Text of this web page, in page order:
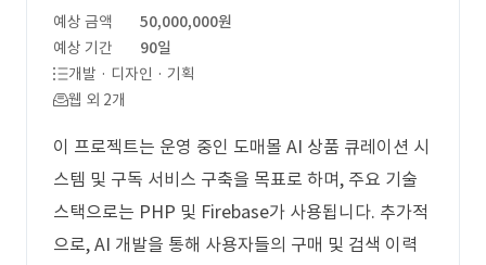
예상 금액
50,000,000원
예상 기간
90일
개발 · 디자인 · 기획
웹 외 2개
이 프로젝트는 운영 중인 도매몰 AI 상품 큐레이션 시
스템 및 구독 서비스 구축을 목표로 하며, 주요 기술
스택으로는 PHP 및 Firebase가 사용됩니다. 추가적
으로, AI 개발을 통해 사용자들의 구매 및 검색 이력